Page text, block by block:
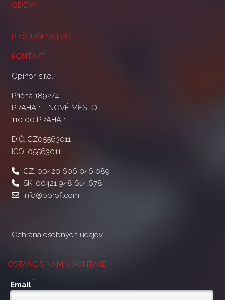
ODEVY
PRÍSLUŠENSTVO
KONTAKT
Opinor, s.r.o.
Příčná 1892/4
PRAHA 1 - NOVÉ MĚSTO
110 00 PRAHA 1
DIČ: CZ05563011
IČO: 05563011
CZ: 00420 606 046 089
SK: 00421 948 614 678
info@bprofi.com
Ochrana osobných údajov
OSTAŇE S NAMI V KONTAKE
Email*